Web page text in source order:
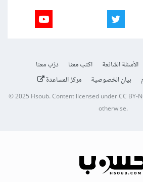
الأسئلة الشائعة اكتب معنا
درّب معنا
بيان الخصوصية مركز المساعدة
© 2025Hsoub.Content licensed underCC BY-
otherwise.